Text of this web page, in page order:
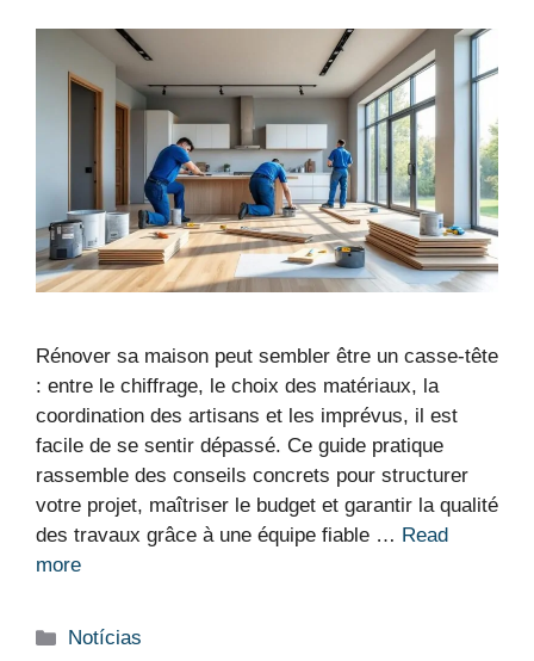
Rénover sa maison peut sembler être un casse-tête
: entre le chiffrage, le choix des matériaux, la
coordination des artisans et les imprévus, il est
facile de se sentir dépassé. Ce guide pratique
rassemble des conseils concrets pour structurer
votre projet, maîtriser le budget et garantir la qualité
des travaux grâce à une équipe fiable … Read
more
Categorias
Notícias